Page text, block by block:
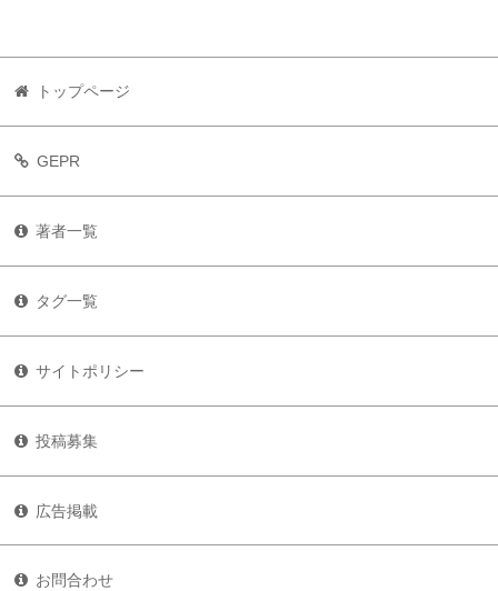
トップページ
GEPR
著者一覧
タグ一覧
サイトポリシー
投稿募集
広告掲載
お問合わせ